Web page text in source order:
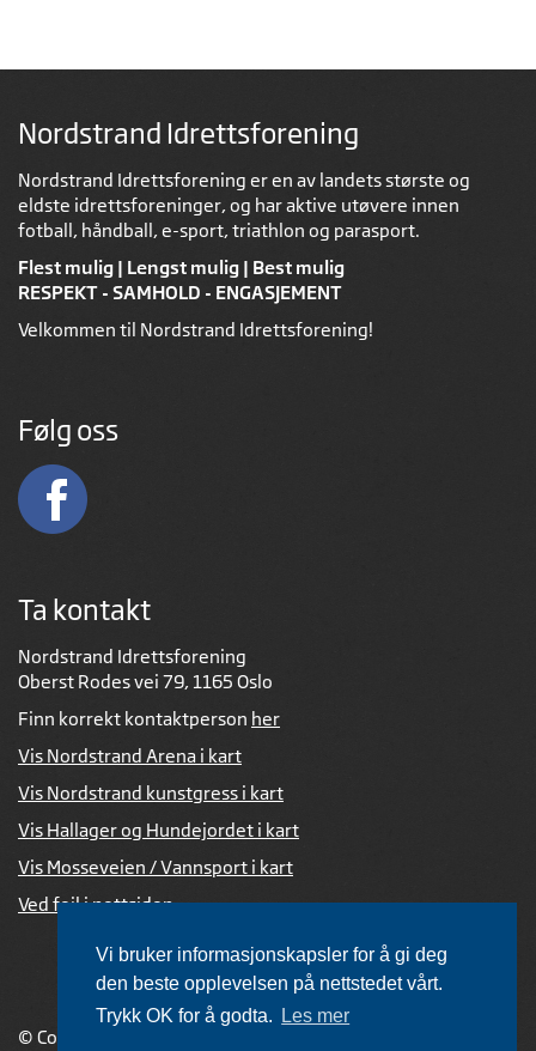
Vi bruker informasjonskapsler for å gi deg
den beste opplevelsen på nettstedet vårt.
Trykk OK for å godta.
Les mer
Nordstrand Idrettsforening
Nordstrand Idrettsforening er en av landets største og
eldste idrettsforeninger, og har aktive utøvere innen
fotball, håndball, e-sport, triathlon og parasport.
Flest mulig | Lengst mulig | Best mulig
RESPEKT - SAMHOLD - ENGASJEMENT
Velkommen til Nordstrand Idrettsforening!
Følg oss
Ta kontakt
Nordstrand Idrettsforening
Oberst Rodes vei 79, 1165 Oslo
Finn korrekt kontaktperson her
Vis Nordstrand Arena i kart
Vis Nordstrand kunstgress i kart
Vis Hallager og Hundejordet i kart
Vis Mosseveien / Vannsport i kart
Ved feil i nettsiden
© Copyright 2026 |